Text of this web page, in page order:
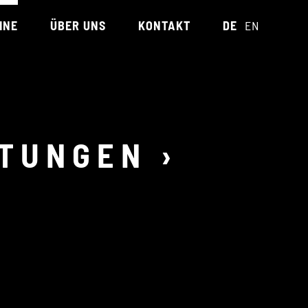
ÜBER UNS KONTAKT DE EN
›